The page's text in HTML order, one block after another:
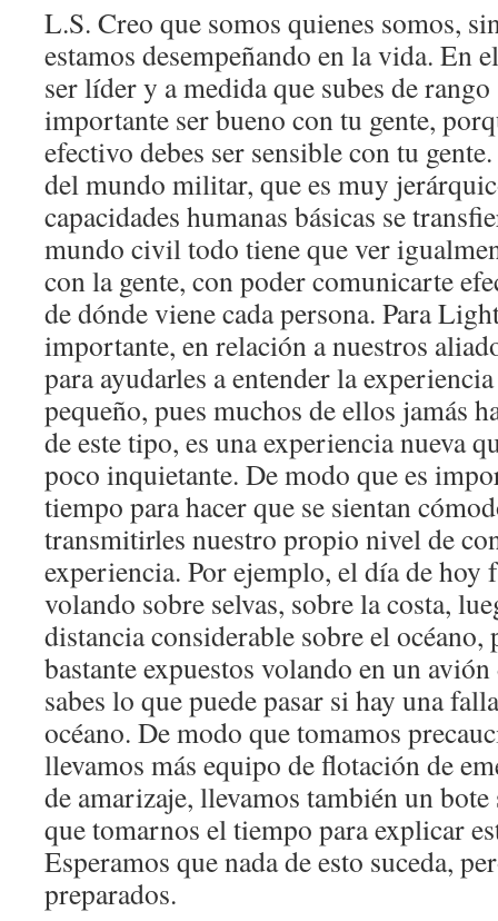
L.S. Creo que somos quienes somos,
estamos desempeñando en la vida. En
ser líder y a medida que subes de rango
importante ser bueno con tu gente,
efectivo debes ser sensible con tu
del mundo militar, que es muy
capacidades humanas básicas se
mundo civil todo tiene que ver
con la gente, con poder comunicarte
de dónde viene cada persona. Para
importante, en relación a nuestros
para ayudarles a entender la
pequeño, pues muchos de ellos jamás
de este tipo, es una experiencia nueva
poco inquietante. De modo que es
tiempo para hacer que se sientan
transmitirles nuestro propio nivel de
experiencia. Por ejemplo, el día de hoy
volando sobre selvas, sobre la costa,
distancia considerable sobre el
bastante expuestos volando en un
sabes lo que puede pasar si hay una
océano. De modo que tomamos
llevamos más equipo de flotación de
de amarizaje, llevamos también un
que tomarnos el tiempo para explicar
Esperamos que nada de esto suceda,
preparados.